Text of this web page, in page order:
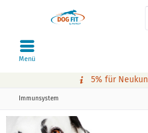
5% für
Menü
Immunsystem